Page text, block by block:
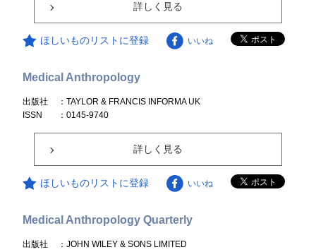
詳しく見る
ほしいものリストに登録 いいね
Medical Anthropology
出版社
：TAYLOR & FRANCIS INFORMA UK
ISSN
：0145-9740
詳しく見る
ほしいものリストに登録 いいね
Medical Anthropology Quarterly
出版社
：JOHN WILEY & SONS LIMITED